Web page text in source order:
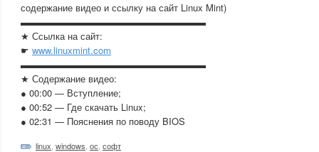
содержание видео и ссылку на сайт Linux Mint)
▬▬▬▬▬▬▬▬▬▬▬▬▬▬▬▬▬▬▬▬
★ Ссылка на сайт:
☛ www.linuxmint.com
▬▬▬▬▬▬▬▬▬▬▬▬▬▬▬▬▬▬▬▬
★ Содержание видео:
● 00:00 — Вступление;
● 00:52 — Где скачать Linux;
● 02:31 — Пояснения по поводу BIOS
linux windows ос софт